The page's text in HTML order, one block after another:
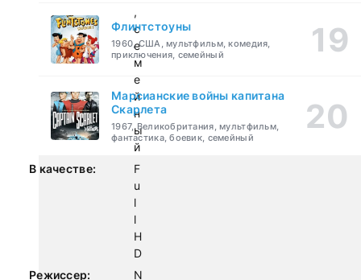
,
с
е
м
е
й
н
ы
й
В качестве:
F
u
l
l
H
D
Режиссер:
N
Флинтстоуны
1960, США, мультфильм, комедия,
приключения, семейный
Марсианские войны капитана
Скарлета
1967, Великобритания, мультфильм,
фантастика, боевик, семейный